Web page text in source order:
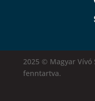
2025 © Magyar
fenntartva.